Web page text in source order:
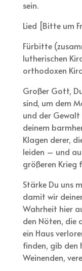
sein.
Lied [Bitte um
Fürbitte
lutherischen
orthodoxen
Großer Gott,
sind, um dem
und der
deinem
Klagen derer,
leiden – und
größeren Krieg
Stärke Du uns
damit wir
Wahrheit hier
den Nöten, die
ein Haus
finden, gib den
Weinenden,